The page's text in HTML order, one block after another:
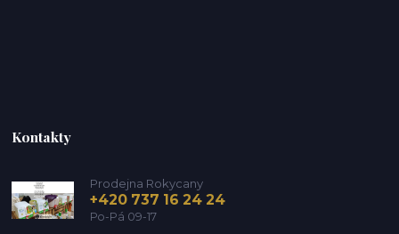
Kontakty
Prodejna Rokycany
+420 737 16 24 24
Po-Pá 09-17